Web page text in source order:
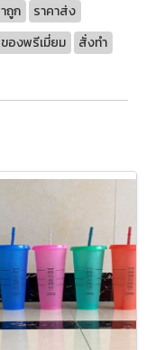
ถูก
ราคาส่ง
ของพรีเมี่ยม สั่งทำ